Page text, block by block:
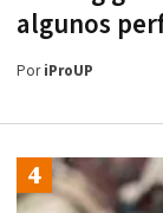
algunos
PoriProUP